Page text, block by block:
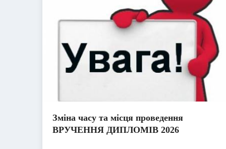
Зміна часу та місця проведення
ВРУЧЕННЯ ДИПЛОМІВ 2026